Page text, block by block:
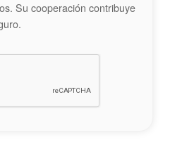
Su cooperación contribuye